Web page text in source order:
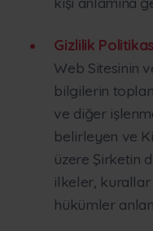
Gizlilik
Web Sitesinin
bilgilerin
ve diğer
belirleyen ve
üzere Şirketin
ilkeler,
hükümler